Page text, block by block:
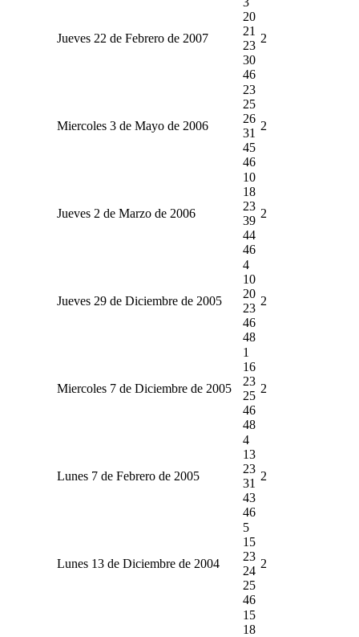
Jueves 22 de Febrero de 2007
20
21
23
30
46
2
Miercoles 3 de Mayo de 2006
23
25
26
31
45
46
2
Jueves 2 de Marzo de 2006
10
18
23
39
44
46
2
Jueves 29 de Diciembre de 2005
4
10
20
23
46
48
2
Miercoles 7 de Diciembre de 2005
1
16
23
25
46
48
2
Lunes 7 de Febrero de 2005
4
13
23
31
43
46
2
Lunes 13 de Diciembre de 2004
5
15
23
24
25
46
2
15
18